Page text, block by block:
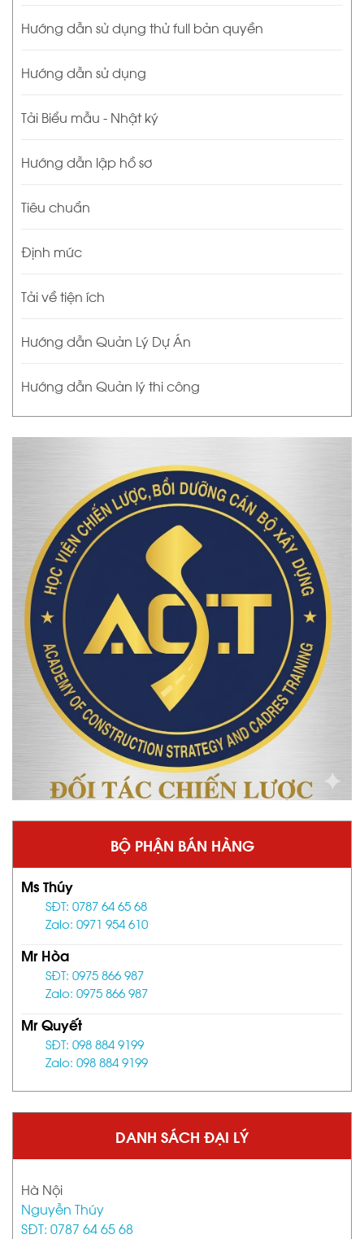
Hướng dẫn sử dụng thử full bản quyền
Hướng dẫn sử dụng
Tải Biểu mẫu - Nhật ký
Hướng dẫn lập hồ sơ
Tiêu chuẩn
Định mức
Tải về tiện ích
Hướng dẫn Quản Lý Dự Án
Hướng dẫn Quản lý thi công
BỘ PHẬN BÁN HÀNG
Ms Thúy
SĐT: 0787 64 65 68
Zalo: 0971 954 610
Mr Hòa
SĐT: 0975 866 987
Zalo: 0975 866 987
Mr Quyết
SĐT: 098 884 9199
Zalo: 098 884 9199
DANH SÁCH ĐẠI LÝ
Hà Nội
Nguyễn Thúy
SĐT: 0787 64 65 68